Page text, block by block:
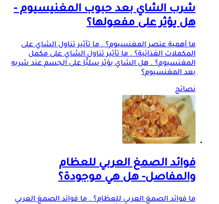
شرب الشاي بعد حبوب المغنيسيوم -
هل يؤثر على مفعولها؟
ما أهمية عنصر المغنسيوم؟ . ما تأثير تناول الشاي على
المكملات الغذائية؟ . ما تأثير تناول الشاي على مكمل
المغنسيوم؟ . هل الشاي يؤثر سلبًُا على الجسم عند شربه
بعد المغنسيوم؟
نصائح
فوائد الصمغ العربي للعظام
والمفاصل- هل هي موجودة؟
ما فوائد الصمغ العربي للعظام؟ . ما فوائد الصمغ العربي